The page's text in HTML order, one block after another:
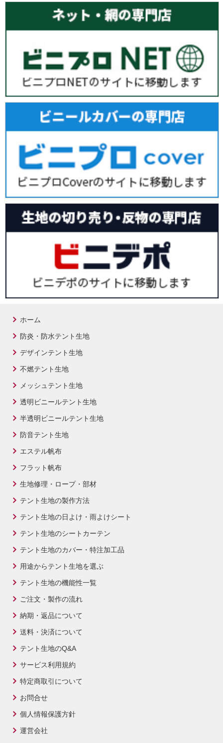
ホーム
防炎・防水テント生地
デザインテント生地
不燃テント生地
メッシュテント生地
透明ビニールテント生地
半透明ビニールテント生地
防音テント生地
エステル帆布
フラット帆布
生地修理・ロープ・部材
テント生地の製作方法
テント生地の日よけ・雨よけシート
テント生地のシートカーテン
テント生地のカバー・特注加工品
用途からテント生地を選ぶ
テント生地の機能性一覧
ご注文・製作の流れ
納期・返品について
送料・決済について
テント生地のQ&A
サービス利用規約
特定商取引について
お問合せ
個人情報保護方針
運営会社